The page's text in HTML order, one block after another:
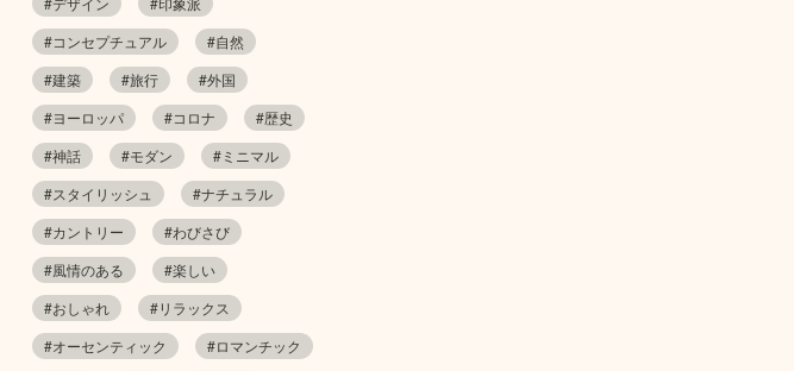
#コンセプチュアル
#自然
#建築
#旅行
#外国
#ヨーロッパ
#コロナ
#歴史
#神話
#モダン
#ミニマル
#スタイリッシュ
#ナチュラル
#カントリー
#わびさび
#風情のある
#楽しい
#おしゃれ
#リラックス
#オーセンティック
#ロマンチック